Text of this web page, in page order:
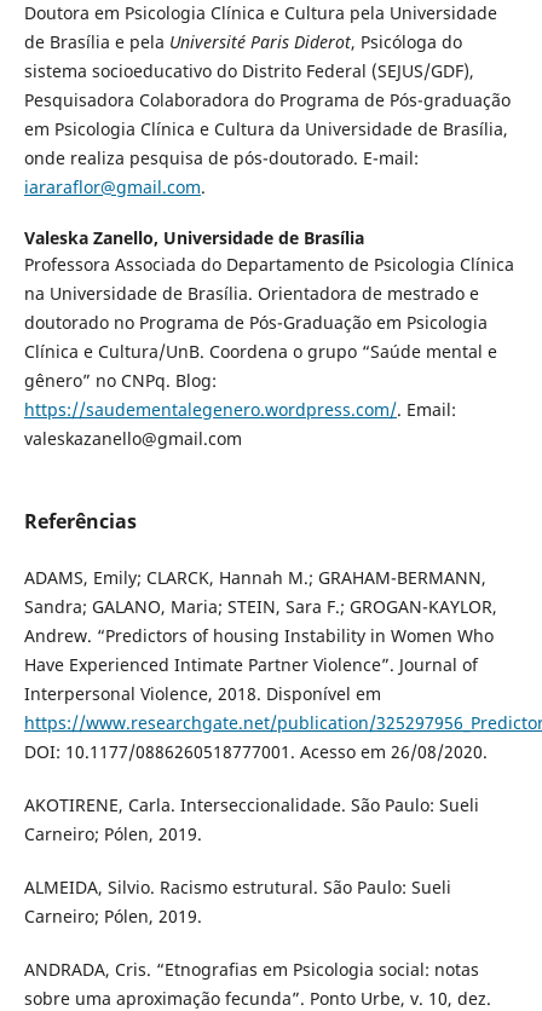
Doutora em Psicologia Clínica e Cultura pela Universidade
de Brasília e pela Université Paris Diderot, Psicóloga do
sistema socioeducativo do Distrito Federal (SEJUS/GDF),
Pesquisadora Colaboradora do Programa de Pós-graduação
em Psicologia Clínica e Cultura da Universidade de Brasília,
onde realiza pesquisa de pós-doutorado. E-mail:
iararaflor@gmail.com.
Valeska Zanello, Universidade de Brasília
Professora Associada do Departamento de Psicologia Clínica
na Universidade de Brasília. Orientadora de mestrado e
doutorado no Programa de Pós-Graduação em Psicologia
Clínica e Cultura/UnB. Coordena o grupo “Saúde mental e
gênero” no CNPq. Blog:
https://saudementalegenero.wordpress.com/. Email:
valeskazanello@gmail.com
Referências
ADAMS, Emily; CLARCK, Hannah M.; GRAHAM-BERMANN,
Sandra; GALANO, Maria; STEIN, Sara F.; GROGAN-KAYLOR,
Andrew. “Predictors of housing Instability in Women Who
Have Experienced Intimate Partner Violence”. Journal of
Interpersonal Violence, 2018. Disponível em
https://www.researchgate.net/publication/
DOI: 10.1177/0886260518777001. Acesso em 26/08/2020.
AKOTIRENE, Carla. Interseccionalidade. São Paulo: Sueli
Carneiro; Pólen, 2019.
ALMEIDA, Silvio. Racismo estrutural. São Paulo: Sueli
Carneiro; Pólen, 2019.
ANDRADA, Cris. “Etnografias em Psicologia social: notas
sobre uma aproximação fecunda”. Ponto Urbe, v. 10, dez.